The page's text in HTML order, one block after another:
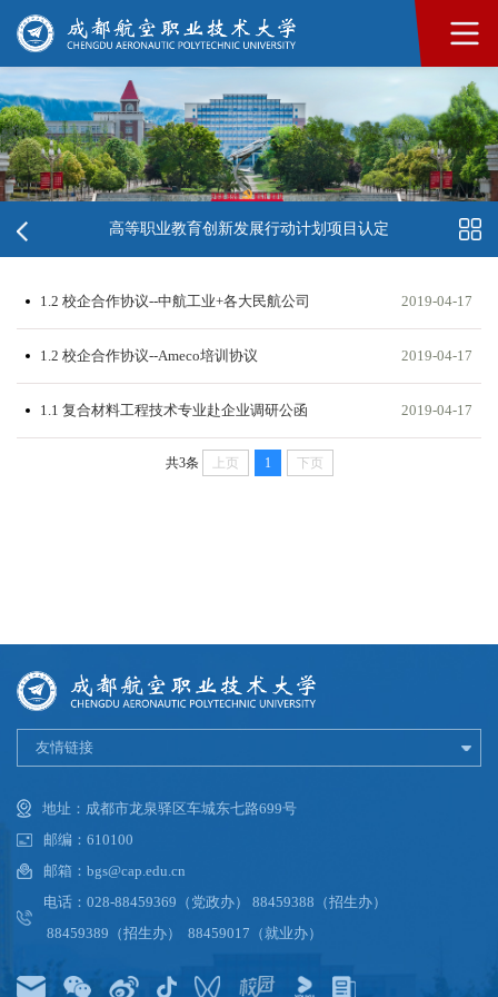
高等职业教育创新发展行动计划项目认定
1.2 校企合作协议--中航工业+各大民航公司 2019-04-17
1.2 校企合作协议--Ameco培训协议 2019-04-17
1.1 复合材料工程技术专业赴企业调研公函 2019-04-17
共3条 上页 1 下页
友情链接
地址：成都市龙泉驿区车城东七路699号
邮编：610100
邮箱：bgs@cap.edu.cn
电话：028-88459369（党政办） 88459388（招生办）
88459389（招生办） 88459017（就业办）